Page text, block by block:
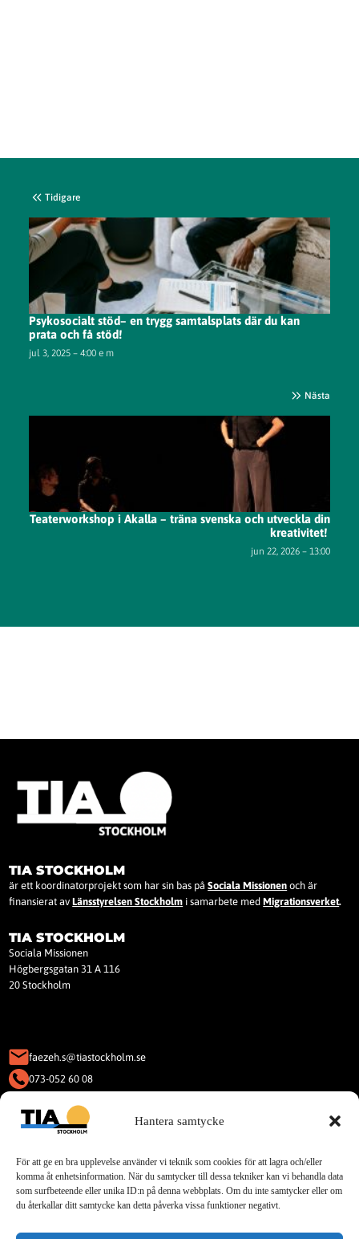
Hantera samtycke
För att ge en bra upplevelse använder vi teknik som cookies för att lagra och/eller
komma åt enhetsinformation. När du samtycker till dessa tekniker kan vi behandla data
som surfbeteende eller unika ID:n på denna webbplats. Om du inte samtycker eller om
du återkallar ditt samtycke kan detta påverka vissa funktioner negativt.
Tidigare
Psykosocialt stöd– en trygg samtalsplats där du kan
prata och få stöd!
jul 3, 2025 – 4:00 e m
Nästa
Teaterworkshop i Akalla – träna svenska och utveckla din
kreativitet!
jun 22, 2026 – 13:00
TIA STOCKHOLM
är ett koordinatorprojekt som har sin bas påSociala Missionen och är
finansierat avLänsstyrelsen Stockholm i samarbete medMigrationsverket.
TIA STOCKHOLM
Sociala Missionen
Högbergsgatan 31 A 116
20 Stockholm
faezeh.s@tiastockholm.se
073-052 60 08
KAKOR (COOKIES)
Denna webbplats använder Kakor
Läs vår integritetspolicy för cookies.
Sociala Medier